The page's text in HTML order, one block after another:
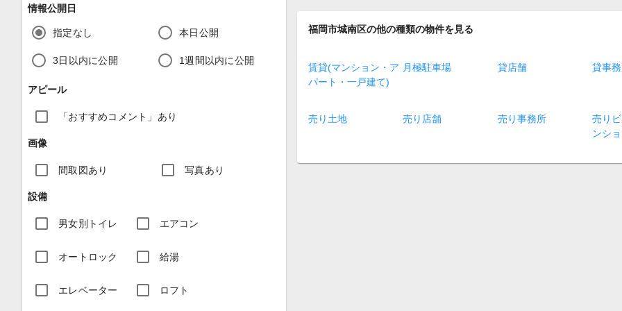
情報公開日
指定なし 本日公開
3日以内に公開 1週間以内に公開
アピール
「おすすめコメント」あり
画像
間取図あり 写真あり
設備
男女別トイレ エアコン
オートロック 給湯
エレベーター ロフト
福岡市城南区の他の種類の物件を見る
賃貸(マンション・ア
パート・一戸建て)
月極駐車場 貸店舗 貸事
売り土地 売り店舗 売り事務所
売り
ンシ